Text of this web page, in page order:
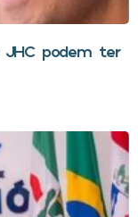
JHC podem ter